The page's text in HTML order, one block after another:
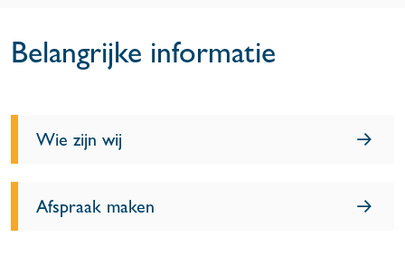
Belangrijke informatie
Wie zijn wij
Afspraak maken